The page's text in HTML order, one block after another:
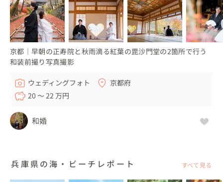
京都｜早朝の正寿院と秋雨滴る紅葉の毘沙門堂の2箇所で行う
和装前撮り写真撮影
ウェディングフォト
京都府
20 〜 22 万円
和婚
兵庫県の海・ビーチレポート すべて見る